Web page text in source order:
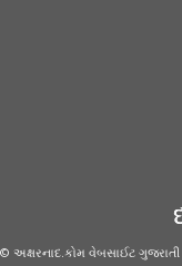
© અક્ષરનાદ.કોમ વેબસાઈટ ગુજરાતી